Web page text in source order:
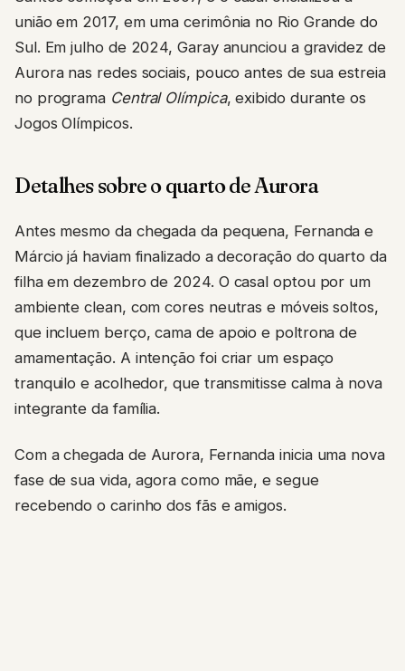
união em 2017, em uma cerimônia no Rio Grande do
Sul. Em julho de 2024, Garay anunciou a gravidez de
Aurora nas redes sociais, pouco antes de sua estreia
no programa Central Olímpica, exibido durante os
Jogos Olímpicos.
Detalhes sobre o quarto de Aurora
Antes mesmo da chegada da pequena, Fernanda e
Márcio já haviam finalizado a decoração do quarto da
filha em dezembro de 2024. O casal optou por um
ambiente clean, com cores neutras e móveis soltos,
que incluem berço, cama de apoio e poltrona de
amamentação. A intenção foi criar um espaço
tranquilo e acolhedor, que transmitisse calma à nova
integrante da família.
Com a chegada de Aurora, Fernanda inicia uma nova
fase de sua vida, agora como mãe, e segue
recebendo o carinho dos fãs e amigos.